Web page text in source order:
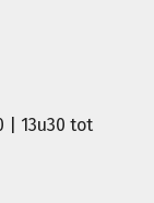
| 13u30 tot